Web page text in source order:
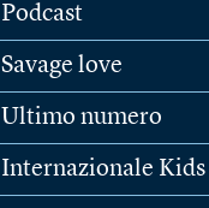
Podcast
Savage love
Ultimo numero
Internazionale Kids